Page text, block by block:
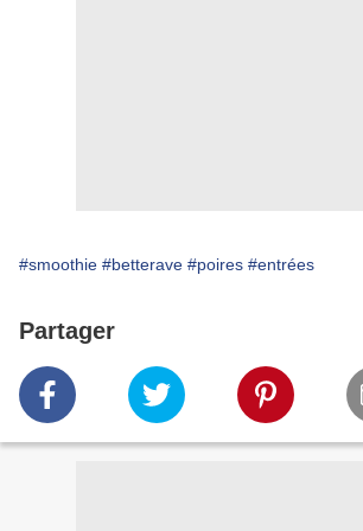
#smoothie #betterave #poires #entrées
Partager